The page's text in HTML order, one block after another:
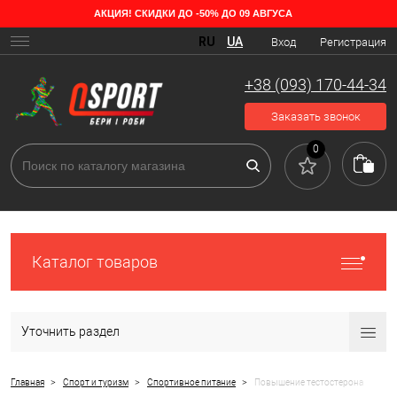
Виды спортпита для повышения тестостерона
Основополагающий элемент мужского здоровья — тестостерон,
состояние представителей сильного пола. Он является
неотъемлемой составляющей для атлетов, бодибилдеров и
спортсменов любого уровня.
АКЦИЯ! СКИДКИ ДО -50% ДО 09 АВГУСА
Вход Регистрация
RU UA
+38 (093) 170-44-34
Заказать звонок
0
Каталог товаров
Уточнить раздел
Главная > Спорт и туризм > Спортивное питание > Повышение тестостерона